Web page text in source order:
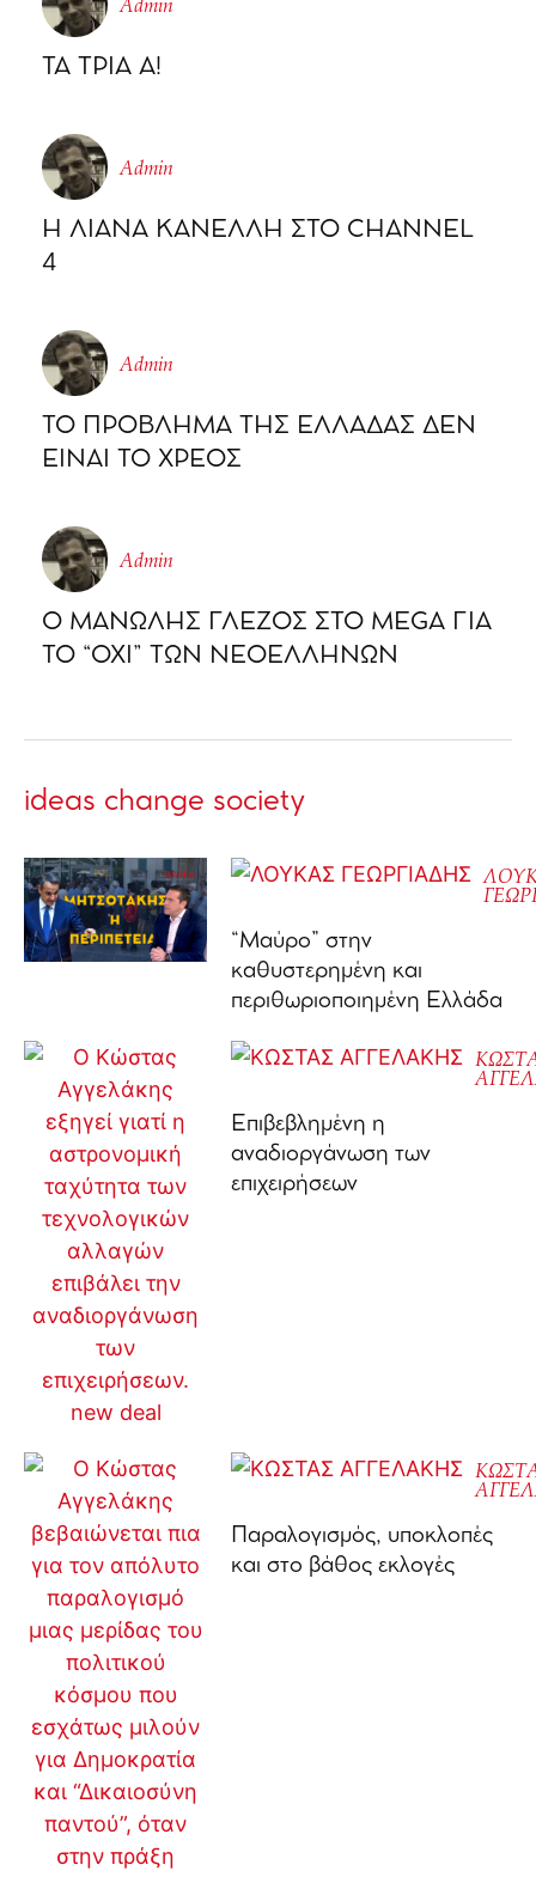
Admin
ΤΑ ΤΡΙΑ Α!
Admin
Η ΛΙΑΝΑ ΚΑΝΕΛΛΗ ΣΤΟ CHΑΝΝΕL
4
Admin
ΤΟ ΠΡΟΒΛΗΜΑ ΤΗΣ ΕΛΛΑΔΑΣ ΔΕΝ
ΕΙΝΑΙ ΤΟ ΧΡΕΟΣ
Admin
Ο ΜΑΝΩΛΗΣ ΓΛΕΖΟΣ ΣΤΟ MEGA ΓΙΑ
ΤΟ “ΟΧΙ” ΤΩΝ ΝΕΟΕΛΛΗΝΩΝ
ideas change society
“Μαύρο” στην
καθυστερημένη και
περιθωριοποιημένη Ελλάδα
Επιβεβλημένη η
αναδιοργάνωση των
επιχειρήσεων
Παραλογισμός, υποκλοπές
και στο βάθος εκλογές